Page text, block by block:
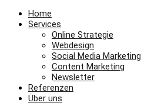
Home
Services
Online Strategie
Webdesign
Social Media Marketing
Content Marketing
Newsletter
Referenzen
Über uns